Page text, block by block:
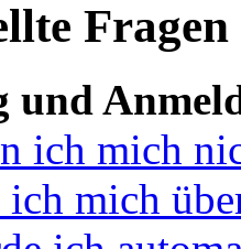
Fragen
und
ich mich
ich mich